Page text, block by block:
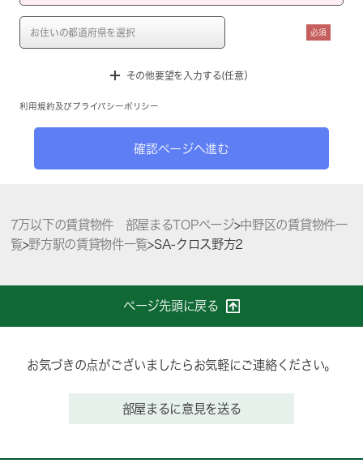
必須
その他要望を入力する(任意）
利用規約 及び プライバシーポリシー
確認ページへ進む
7万以下の賃貸物件 部屋まるTOPページ>中野区の賃貸物件一
覧>野方駅の賃貸物件一覧>SA-クロス野方2
ページ先頭に戻る
お気づきの点がございましたらお気軽にご連絡ください。
部屋まるに意見を送る